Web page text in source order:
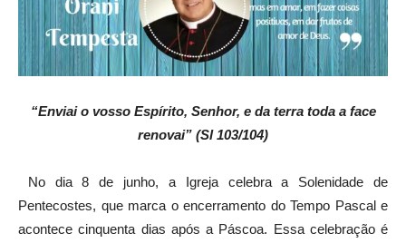
“Enviai o vosso Espírito, Senhor, e da terra toda a face
renovai” (Sl 103/104)
No dia 8 de junho, a Igreja celebra a Solenidade de
Pentecostes, que marca o encerramento do Tempo Pascal e
acontece cinquenta dias após a Páscoa. Essa celebração é